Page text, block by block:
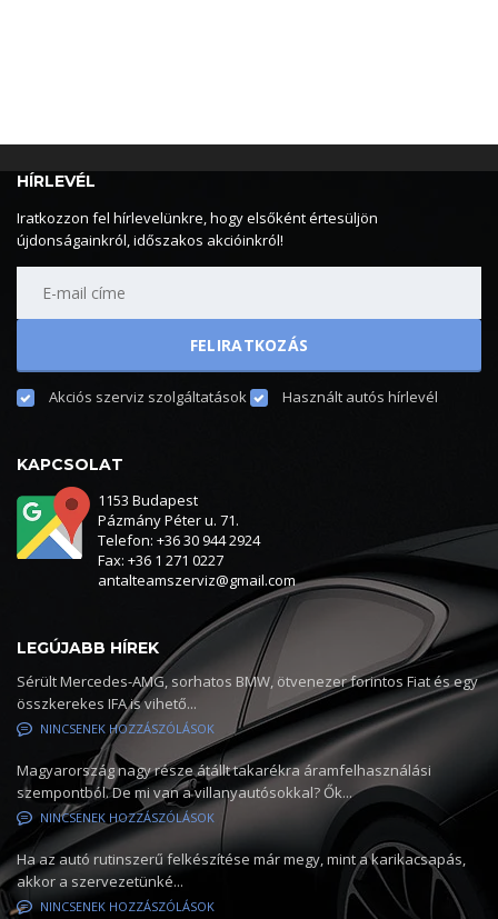
HÍRLEVÉL
Iratkozzon fel hírlevelünkre, hogy elsőként értesüljön
újdonságainkról, időszakos akcióinkról!
Akciós szerviz szolgáltatások Használt autós hírlevél
KAPCSOLAT
1153 Budapest
Pázmány Péter u. 71.
Telefon: +36 30 944 2924
Fax: +36 1 271 0227
antalteamszerviz@gmail.com
LEGÚJABB HÍREK
Sérült Mercedes-AMG, sorhatos BMW, ötvenezer forintos Fiat és egy
összkerekes IFA is vihető...
NINCSENEK HOZZÁSZÓLÁSOK
Magyarország nagy része átállt takarékra áramfelhasználási
szempontból. De mi van a villanyautósokkal? Ők...
NINCSENEK HOZZÁSZÓLÁSOK
Ha az autó rutinszerű felkészítése már megy, mint a karikacsapás,
akkor a szervezetünké...
NINCSENEK HOZZÁSZÓLÁSOK